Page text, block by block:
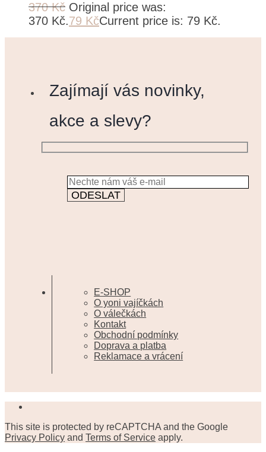
370Kč Original price was:
370 Kč.79 KčCurrent price is: 79 Kč.
Zajímají vás novinky,
akce a slevy?
E-SHOP
O yoni vajíčkách
O válečkách
Kontakt
Obchodní podmínky
Doprava a platba
Reklamace a vrácení
This site is protected by reCAPTCHA and the Google
Privacy Policy and Terms of Service apply.